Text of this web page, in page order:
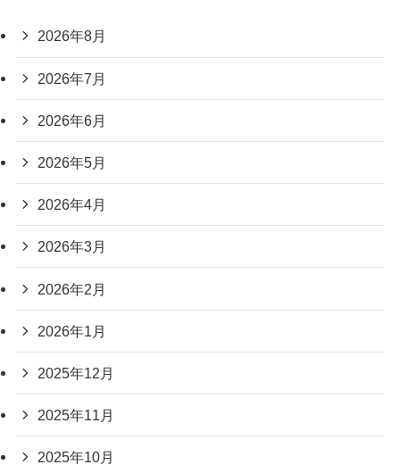
2026年8月
2026年7月
2026年6月
2026年5月
2026年4月
2026年3月
2026年2月
2026年1月
2025年12月
2025年11月
2025年10月